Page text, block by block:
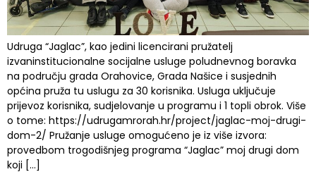
Udruga “Jaglac”, kao jedini licencirani pružatelj
izvaninstitucionalne socijalne usluge poludnevnog boravka
na području grada Orahovice, Grada Našice i susjednih
općina pruža tu uslugu za 30 korisnika. Usluga uključuje
prijevoz korisnika, sudjelovanje u programu i 1 topli obrok. Više
o tome: https://udrugamrorah.hr/project/jaglac-moj-drugi-
dom-2/ Pružanje usluge omogućeno je iz više izvora:
provedbom trogodišnjeg programa “Jaglac” moj drugi dom
koji […]